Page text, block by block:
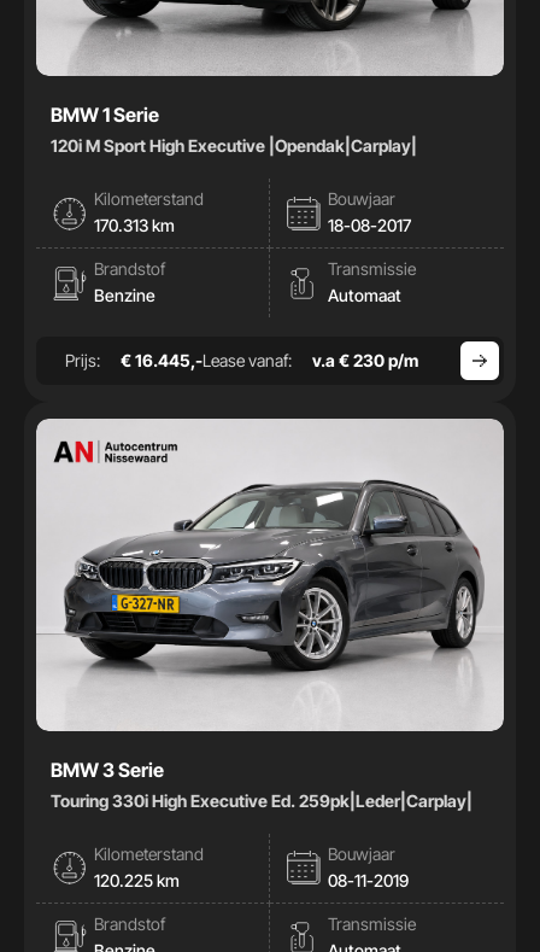
BMW 1 Serie
120i M Sport High Executive |Opendak|Carplay|
Kilometerstand
170.313 km
Bouwjaar
18-08-2017
Brandstof
Benzine
Transmissie
Automaat
Prijs: € 16.445,-Lease vanaf: v.a € 230 p/m
BMW 3 Serie
Touring 330i High Executive Ed. 259pk|Leder|Carplay|
Kilometerstand
120.225 km
Bouwjaar
08-11-2019
Brandstof
Transmissie